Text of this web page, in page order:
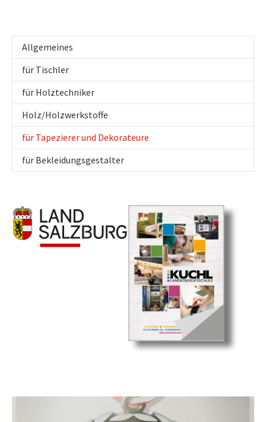
Allgemeines
für Tischler
für Holztechniker
Holz/Holzwerkstoffe
für Tapezierer und Dekorateure
für Bekleidungsgestalter